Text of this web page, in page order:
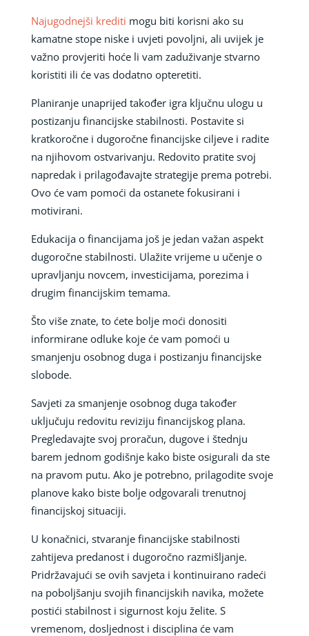
Najugodnejši krediti mogu biti korisni ako su
kamatne stope niske i uvjeti povoljni, ali uvijek je
važno provjeriti hoće li vam zaduživanje stvarno
koristiti ili će vas dodatno opteretiti.
Planiranje unaprijed također igra ključnu ulogu u
postizanju financijske stabilnosti. Postavite si
kratkoročne i dugoročne financijske ciljeve i radite
na njihovom ostvarivanju. Redovito pratite svoj
napredak i prilagođavajte strategije prema potrebi.
Ovo će vam pomoći da ostanete fokusirani i
motivirani.
Edukacija o financijama još je jedan važan aspekt
dugoročne stabilnosti. Ulažite vrijeme u učenje o
upravljanju novcem, investicijama, porezima i
drugim financijskim temama.
Što više znate, to ćete bolje moći donositi
informirane odluke koje će vam pomoći u
smanjenju osobnog duga i postizanju financijske
slobode.
Savjeti za smanjenje osobnog duga također
uključuju redovitu reviziju financijskog plana.
Pregledavajte svoj proračun, dugove i štednju
barem jednom godišnje kako biste osigurali da ste
na pravom putu. Ako je potrebno, prilagodite svoje
planove kako biste bolje odgovarali trenutnoj
financijskoj situaciji.
U konačnici, stvaranje financijske stabilnosti
zahtijeva predanost i dugoročno razmišljanje.
Pridržavajući se ovih savjeta i kontinuirano radeći
na poboljšanju svojih financijskih navika, možete
postići stabilnost i sigurnost koju želite. S
vremenom, dosljednost i disciplina će vam